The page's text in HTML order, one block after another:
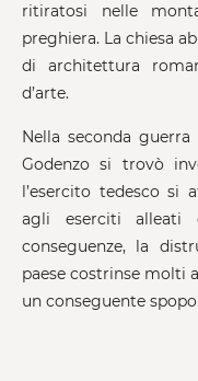
ritiratosi nelle
preghiera. La chiesa
di architettura
d’arte.
Nella seconda
Godenzo si trovò
l’esercito tedesco
agli eserciti alleati
conseguenze, la
paese costrinse molti
un conseguente